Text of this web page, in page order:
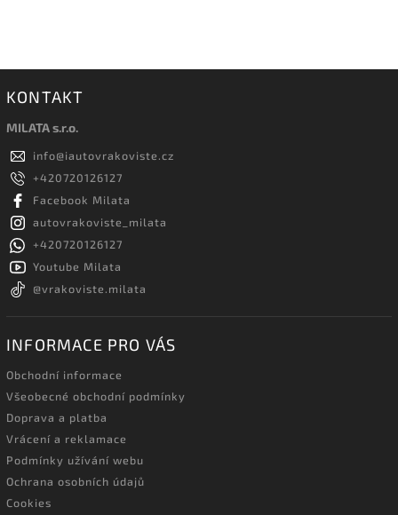
KONTAKT
MILATA s.r.o.
info@iautovrakoviste.cz
+420720126127
Facebook Milata
autovrakoviste_milata
+420720126127
Youtube Milata
@vrakoviste.milata
INFORMACE PRO VÁS
Obchodní informace
Všeobecné obchodní podmínky
Doprava a platba
Vrácení a reklamace
Podmínky užívání webu
Ochrana osobních údajů
Cookies